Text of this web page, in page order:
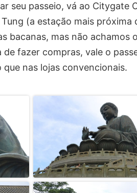
seu passeio, vá ao Citygate
(a estação mais próxima
bacanas, mas não achamos
fazer compras, vale o
nas lojas convencionais.